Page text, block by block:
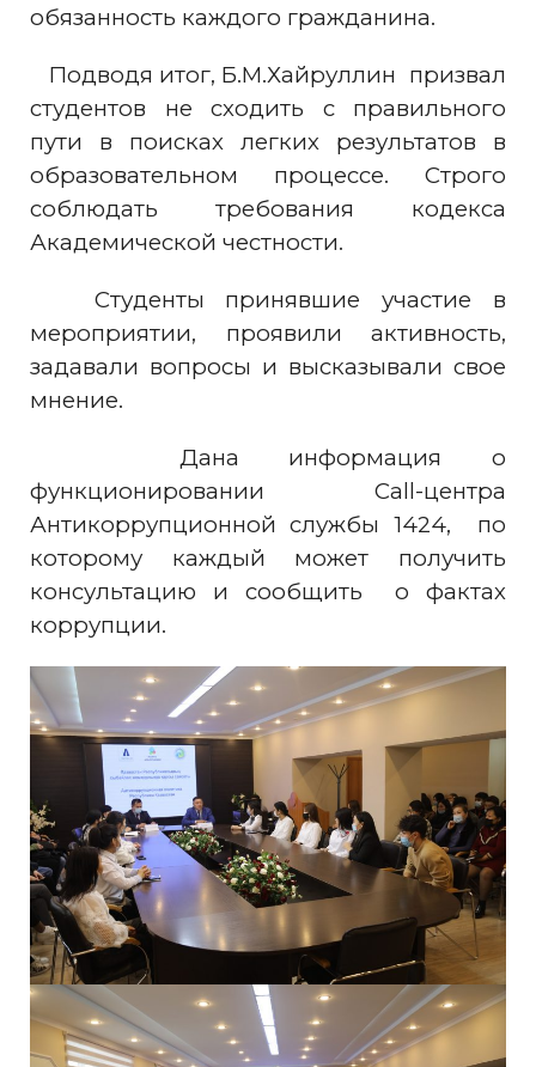
обязанность каждого гражданина.
Подводя итог, Б.М.Хайруллин призвал
студентов не сходить с правильного
пути в поисках легких результатов в
образовательном процессе. Строго
соблюдать требования кодекса
Академической честности.
Студенты принявшие участие в
мероприятии, проявили активность,
задавали вопросы и высказывали свое
мнение.
Дана информация о
функционировании Call-центра
Антикоррупционной службы 1424, по
которому каждый может получить
консультацию и сообщить о фактах
коррупции.